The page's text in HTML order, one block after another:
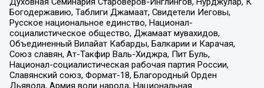
Богодержавию, Таблиги Джамаат, Свидетели Иеговы,
Русское национальное единство, Национал-
социалистическое общество, Джамаат мувахидов,
Объединенный Вилайат Кабарды, Балкарии и Карачая,
Союз славян, Ат-Такфир Валь-Хиджра, Пит Буль,
Национал-социалистическая рабочая партия России,
Славянский союз, Формат-18, Благородный Орден
Дьявола, Армия воли народа, Национальная